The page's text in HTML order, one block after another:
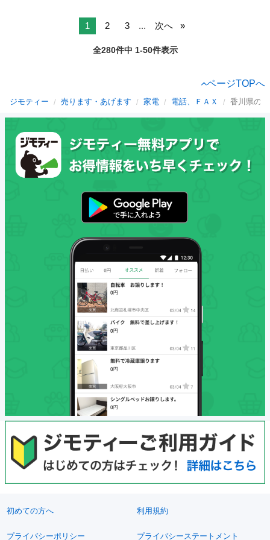
1 2 3 ... 次へ
全280件中 1-50件表示
ページTOPへ
ジモティー 売ります・あげます 家電 電話、ＦＡＸ 香川県の
初めての方へ 利用規約
プライバシーポリシー プライバシーステートメント